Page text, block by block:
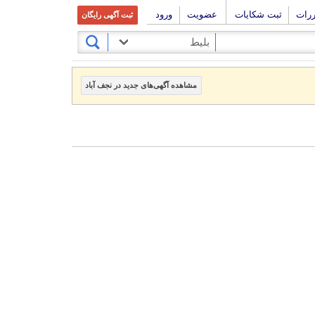
ثبت شکایات عضویت ورود ثبت آگهی رایگان
بلیط
مشاهده آگهی‌های جدید در نجف آباد